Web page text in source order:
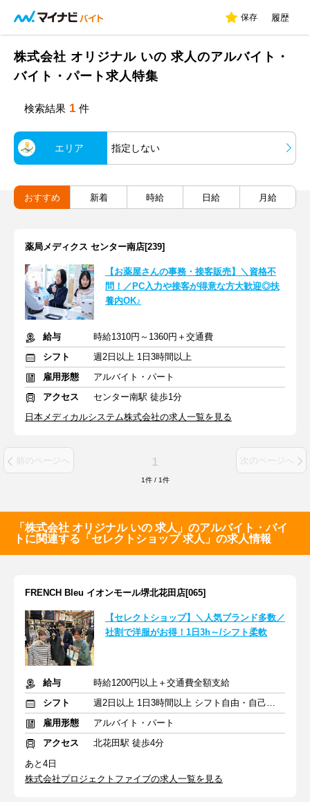
保存 履歴
株式会社 オリジナル いの 求人のアルバイト・
バイト・パート求人特集
検索結果 1 件
エリア 指定しない
おすすめ 新着 時給 日給 月給
薬局メディクス センター南店[239]
【お薬屋さんの事務・接客販売】＼資格不
問！／PC入力や接客が得意な方大歓迎◎扶
養内OK♪
給与
時給1310円～1360円＋交通費
シフト
週2日以上 1日3時間以上
雇用形態
アルバイト・パート
アクセス
センター南駅 徒歩1分
日本メディカルシステム株式会社の求人一覧を見る
前のページへ 1 次のページへ
1件 / 1件
「株式会社 オリジナル いの 求人」のアルバイト・バイ
トに関連する「セレクトショップ 求人」の求人情報
FRENCH Bleu イオンモール堺北花田店[065]
【セレクトショップ】＼人気ブランド多数／
社割で洋服がお得！1日3h～/シフト柔軟
給与
時給1200円以上＋交通費全額支給
シフト
週2日以上 1日3時間以上 シフト自由・自己申告
雇用形態
アルバイト・パート
アクセス
北花田駅 徒歩4分
あと4日
株式会社プロジェクトファイブの求人一覧を見る